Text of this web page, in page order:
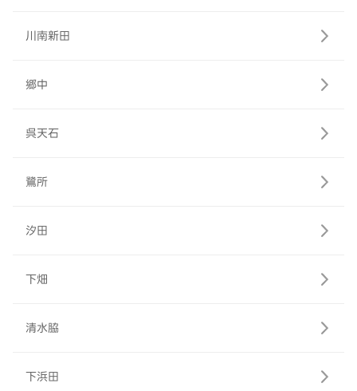
川南新田
郷中
呉天石
鷺所
汐田
下畑
清水脇
下浜田